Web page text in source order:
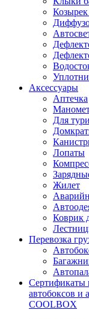
Козырек
Аксессуары
Аптечка
Для
Лопаты
Жилет
Коврик
Перевозка
Сертификаты
автобоксов и
COOLBOX